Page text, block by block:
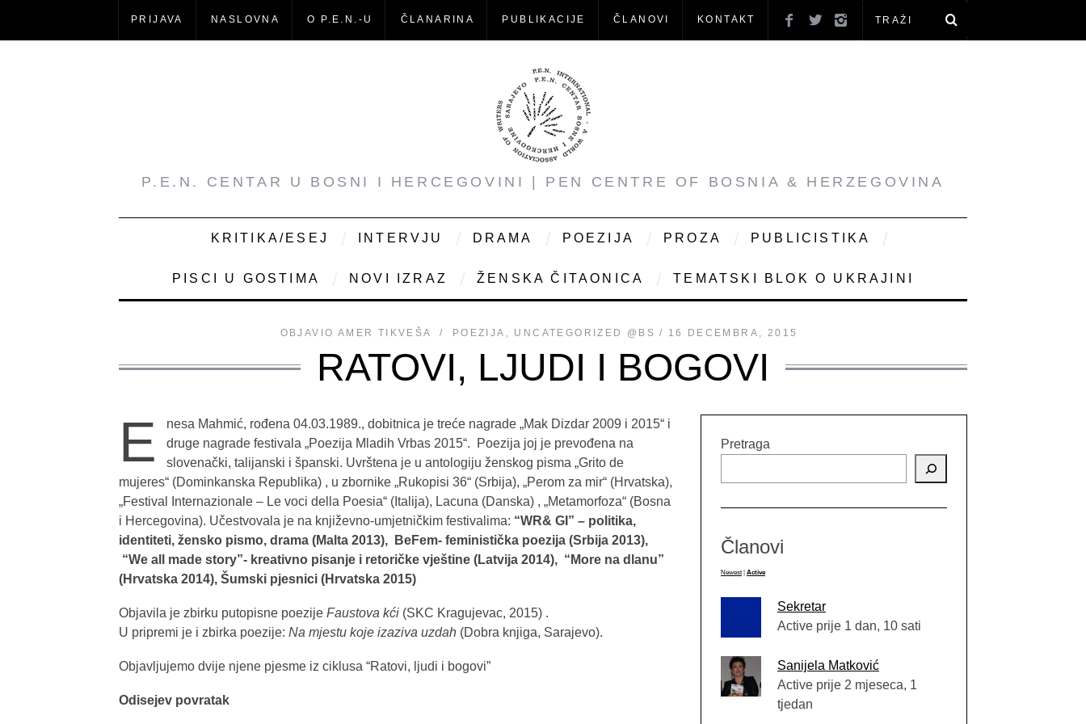
PRIJAVA NASLOVNA O P.E.N.-U ČLANARINA PUBLIKACIJE ČLANOVI KONTAKT
P.E.N. CENTAR U BOSNI I HERCEGOVINI | PEN CENTRE OF BOSNIA & HERZEGOVINA
KRITIKA/ESEJ INTERVJU DRAMA POEZIJA PROZA PUBLICISTIKA
PISCI U GOSTIMA NOVI IZRAZ ŽENSKA ČITAONICA TEMATSKI BLOK O UKRAJINI
OBJAVIO AMER TIKVEŠA POEZIJA , UNCATEGORIZED @BS 16 DECEMBRA, 2015
RATOVI, LJUDI I BOGOVI
E
nesa Mahmić, rođena 04.03.1989., dobitnica je treće nagrade „Mak Dizdar 2009 i 2015“ i
druge nagrade festivala „Poezija Mladih Vrbas 2015“. Poezija joj je prevođena na
slovenački, talijanski i španski. Uvrštena je u antologiju ženskog pisma „Grito de
mujeres“ (Dominkanska Republika) , u zbornike „Rukopisi 36“ (Srbija), „Perom za mir“ (Hrvatska),
„Festival Internazionale – Le voci della Poesia“ (Italija), Lacuna (Danska) , „Metamorfoza“ (Bosna
i Hercegovina). Učestvovala je na književno-umjetničkim festivalima: “WR& GI” – politika,
identiteti, žensko pismo, drama (Malta 2013), BeFem- feministička poezija (Srbija 2013),
“We all made story”- kreativno pisanje i retoričke vještine (Latvija 2014), “More na dlanu”
(Hrvatska 2014), Šumski pjesnici (Hrvatska 2015)
Objavila je zbirku putopisne poezije Faustova kći (SKC Kragujevac, 2015) .
U pripremi je i zbirka poezije: Na mjestu koje izaziva uzdah (Dobra knjiga, Sarajevo).
Objavljujemo dvije njene pjesme iz ciklusa “Ratovi, ljudi i bogovi”
Odisejev povratak
Pretraga
Članovi
Newest Active
Sekretar
Active prije 1 dan, 10 sati
Sanijela Matković
Active prije 2 mjeseca, 1
tjedan